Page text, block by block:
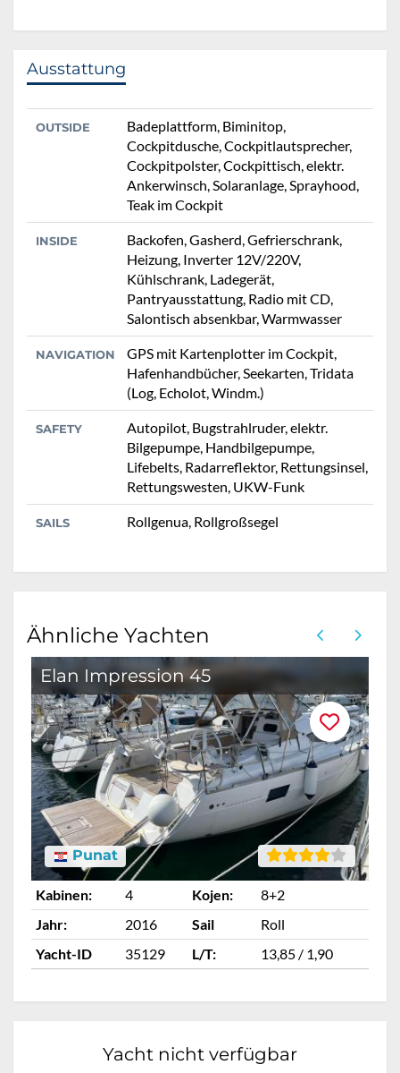
Ausstattung
OUTSIDE
Badeplattform, Biminitop,
Cockpitdusche, Cockpitlautsprecher,
Cockpitpolster, Cockpittisch, elektr.
Ankerwinsch, Solaranlage, Sprayhood,
Teak im Cockpit
INSIDE
Backofen, Gasherd, Gefrierschrank,
Heizung, Inverter 12V/220V,
Kühlschrank, Ladegerät,
Pantryausstattung, Radio mit CD,
Salontisch absenkbar, Warmwasser
NAVIGATION
GPS mit Kartenplotter im Cockpit,
Hafenhandbücher, Seekarten, Tridata
(Log, Echolot, Windm.)
SAFETY
Autopilot, Bugstrahlruder, elektr.
Bilgepumpe, Handbilgepumpe,
Lifebelts, Radarreflektor, Rettungsinsel,
Rettungswesten, UKW-Funk
SAILS Rollgenua, Rollgroßsegel
Ähnliche Yachten
Elan Impression 45
Punat
Kabinen: 4 Kojen:
8+2
Jahr:
2016 Sail
Roll
Yacht-ID
35129 L/T: 13,85 / 1,90
Yacht nicht verfügbar